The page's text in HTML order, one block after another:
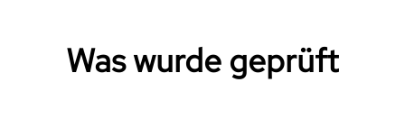
Was wurde geprüft